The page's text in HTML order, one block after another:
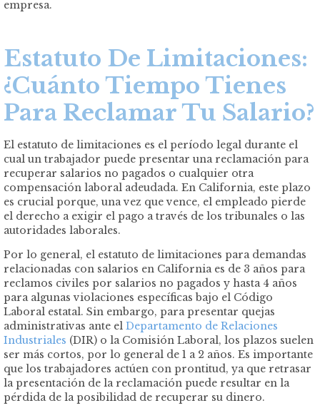
empresa.
Estatuto De Limitaciones:
¿Cuánto Tiempo Tienes
Para Reclamar Tu Salario?
El estatuto de limitaciones es el período legal durante el
cual un trabajador puede presentar una reclamación para
recuperar salarios no pagados o cualquier otra
compensación laboral adeudada. En California, este plazo
es crucial porque, una vez que vence, el empleado pierde
el derecho a exigir el pago a través de los tribunales o las
autoridades laborales.
Por lo general, el estatuto de limitaciones para demandas
relacionadas con salarios en California es de 3 años para
reclamos civiles por salarios no pagados y hasta 4 años
para algunas violaciones específicas bajo el Código
Laboral estatal. Sin embargo, para presentar quejas
administrativas ante el Departamento de Relaciones
Industriales (DIR) o la Comisión Laboral, los plazos suelen
ser más cortos, por lo general de 1 a 2 años. Es importante
que los trabajadores actúen con prontitud, ya que retrasar
la presentación de la reclamación puede resultar en la
pérdida de la posibilidad de recuperar su dinero.